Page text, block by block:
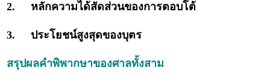
2. หลักความได้สัดส่วนของการตอบโต้
3. ประโยชน์สูงสุดของบุตร
สรุปผลคำพิพากษาของศาลทั้งสาม